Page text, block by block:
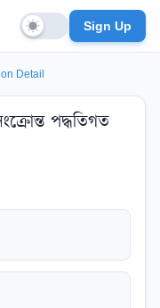
Sign Up
Detail
পদ্ধতিগত